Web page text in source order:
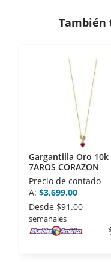
- Certificados de
disposiciones
Asociación
- Nos
la Asociación de
También
Gargantilla Oro 10k
7AROS CORAZON
Precio de contado
A: $3,699.00
Desde $91.00
semanales